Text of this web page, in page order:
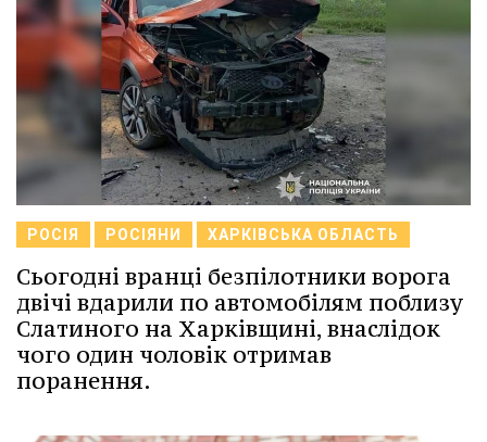
РОСІЯ РОСІЯНИ ХАРКІВСЬКА ОБЛАСТЬ
Сьогодні вранці безпілотники ворога
двічі вдарили по автомобілям поблизу
Слатиного на Харківщині, внаслідок
чого один чоловік отримав
поранення.